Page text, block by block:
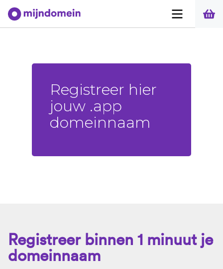
Registreer hier
jouw .app
domeinnaam
Registreer binnen 1 minuut je
domeinnaam